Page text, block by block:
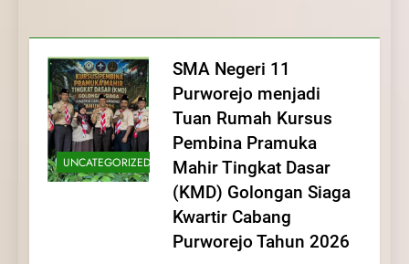
dan Pengabdian Generasi
Pramuka
Pramuka
Kepedulian
UNCATEGORIZED
SMA Negeri 11
Purworejo menjadi
Tuan Rumah Kursus
Pembina Pramuka
Mahir Tingkat Dasar
(KMD) Golongan Siaga
Kwartir Cabang
Purworejo Tahun 2026